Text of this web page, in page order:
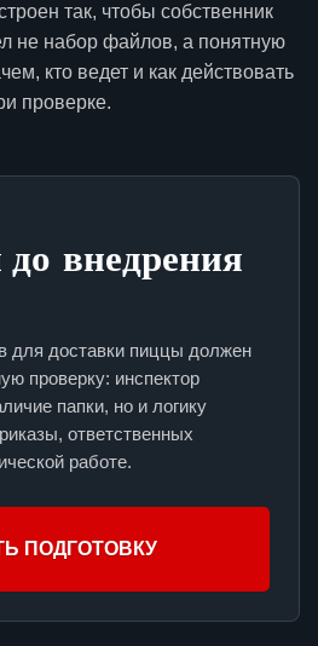
так, чтобы собственник
не набор файлов, а понятную
кто ведет и как действовать
проверке.
внедрения
для доставки пиццы должен
проверку: инспектор
папки, но и логику
ответственных
работе.
ПОДГОТОВКУ